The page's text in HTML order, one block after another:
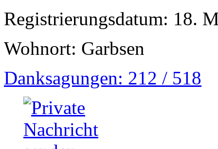
Registrierungsdatum: 18.
Wohnort: Garbsen
Danksagungen: 212 / 518